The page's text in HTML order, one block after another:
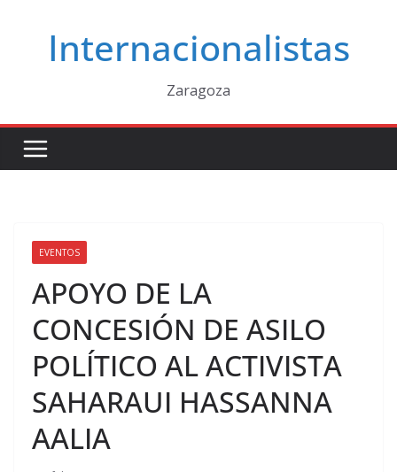
contenidoInternacionalistas
Zaragoza
EVENTOS
APOYO DE LA
CONCESIÓN DE ASILO
POLÍTICO AL ACTIVISTA
SAHARAUI HASSANNA
AALIA